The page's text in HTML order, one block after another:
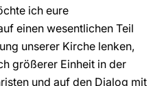
ich eure
einen wesentlichen Teil
unserer Kirche lenken,
größerer Einheit in der
und auf den Dialog mit